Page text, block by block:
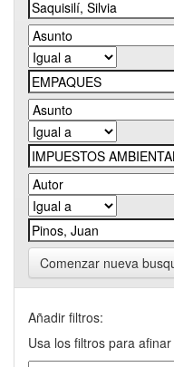
Comenzar nueva
Añadir filtros:
Usa los filtros para